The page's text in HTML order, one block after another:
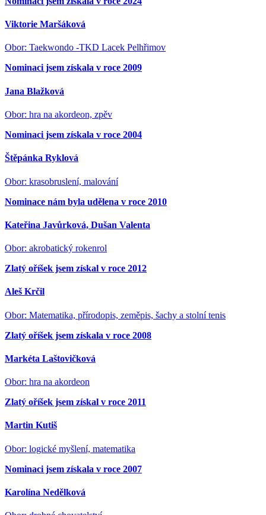
Viktorie Maršáková
Obor: Taekwondo -TKD Lacek Pelhřimov
Nominaci jsem získala v roce 2009
Jana Blažková
Obor: hra na akordeon, zpěv
Nominaci jsem získala v roce 2004
Štěpánka Ryklová
Obor: krasobruslení, malování
Nominace nám byla udělena v roce 2010
Kateřina Javůrková, Dušan Valenta
Obor: akrobatický rokenrol
Zlatý oříšek jsem získal v roce 2012
Aleš Krčil
Obor: Matematika, přírodopis, zeměpis, šachy a stolní tenis
Zlatý oříšek jsem získala v roce 2008
Markéta Laštovičková
Obor: hra na akordeon
Zlatý oříšek jsem získal v roce 2011
Martin Kutiš
Obor: logické myšlení, matematika
Nominaci jsem získala v roce 2007
Karolína Nedělková